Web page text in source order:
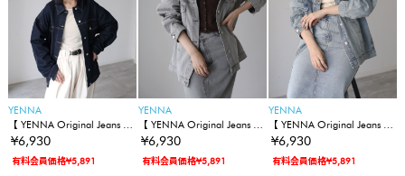
YENNA
【 YENNA Original Jeans 】
ビックシルエットタックデ
ニムジャケット / セットア
ップ可能
¥6,930
有料会員価格¥5,891
YENNA
【 YENNA Original Jeans 】
ビックシルエットタックデ
ニムジャケット / セットア
ップ可能
¥6,930
有料会員価格¥5,891
YENNA
【 YENNA Original Jeans 】
ビックシルエットタックデ
ニムジャケット / セットア
ップ可能
¥6,930
有料会員価格¥5,891